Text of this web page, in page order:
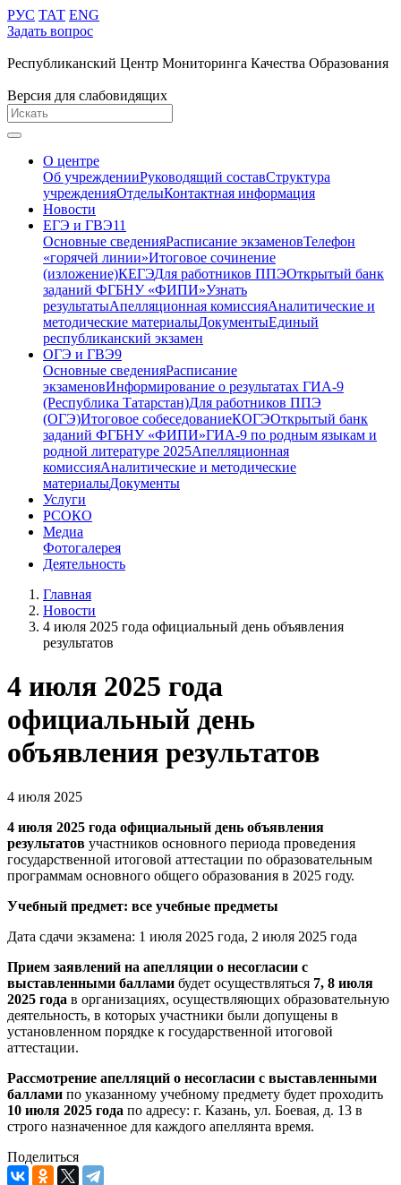
РУС ТАТ ENG
Задать вопрос
Республиканский Центр Мониторинга Качества Образования
Версия для слабовидящих
О центре
Об учрежденииРуководящий составСтруктура
учрежденияОтделыКонтактная информация
Новости
ЕГЭ и ГВЭ11
Основные сведенияРасписание экзаменовТелефон
«горячей линии»Итоговое сочинение
(изложение)КЕГЭДля работников ППЭОткрытый банк
заданий ФГБНУ «ФИПИ»Узнать
результатыАпелляционная комиссияАналитические и
методические материалыДокументыЕдиный
республиканский экзамен
ОГЭ и ГВЭ9
Основные сведенияРасписание
экзаменовИнформирование о результатах ГИА-9
(Республика Татарстан)Для работников ППЭ
(ОГЭ)Итоговое собеседованиеКОГЭОткрытый банк
заданий ФГБНУ «ФИПИ»ГИА-9 по родным языкам и
родной литературе 2025Апелляционная
комиссияАналитические и методические
материалыДокументы
Услуги
РСОКО
Медиа
Фотогалерея
Деятельность
Главная
Новости
4 июля 2025 года официальный день объявления
результатов
4 июля 2025 года
официальный день
объявления результатов
4 июля 2025
4 июля 2025 года официальный день объявления
результатов участников основного периода проведения
государственной итоговой аттестации по образовательным
программам основного общего образования в 2025 году.
Учебный предмет: все учебные предметы
Дата сдачи экзамена: 1 июля 2025 года, 2 июля 2025 года
Прием заявлений на апелляции о несогласии с
выставленными баллами будет осуществляться 7, 8 июля
2025 года в организациях, осуществляющих образовательную
деятельность, в которых участники были допущены в
установленном порядке к государственной итоговой
аттестации.
Рассмотрение апелляций о несогласии с выставленными
баллами по указанному учебному предмету будет проходить
10 июля 2025 года по адресу: г. Казань, ул. Боевая, д. 13 в
строго назначенное для каждого апеллянта время.
Поделиться